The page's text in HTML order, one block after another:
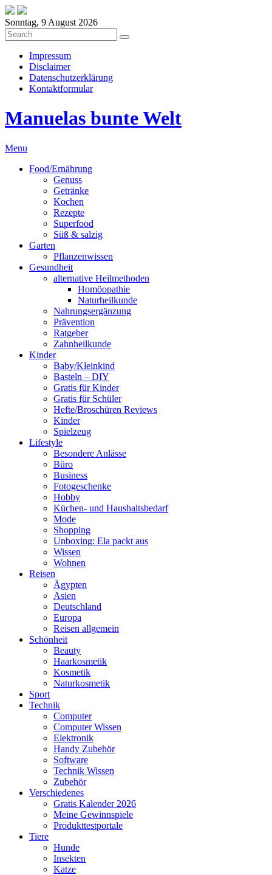
Sonntag, 9 August 2026
Impressum
Disclaimer
Datenschutzerklärung
Kontaktformular
Manuelas bunte Welt
Menu
Food/Ernährung
Genuss
Getränke
Kochen
Rezepte
Superfood
Süß & salzig
Garten
Pflanzenwissen
Gesundheit
alternative Heilmethoden
Homöopathie
Naturheilkunde
Nahrungsergänzung
Prävention
Ratgeber
Zahnheilkunde
Kinder
Baby/Kleinkind
Basteln – DIY
Gratis für Kinder
Gratis für Schüler
Hefte/Broschüren Reviews
Kinder
Spielzeug
Lifestyle
Besondere Anlässe
Büro
Business
Fotogeschenke
Hobby
Küchen- und Haushaltsbedarf
Mode
Shopping
Unboxing: Ela packt aus
Wissen
Wohnen
Reisen
Ägypten
Asien
Deutschland
Europa
Reisen allgemein
Schönheit
Beauty
Haarkosmetik
Kosmetik
Naturkosmetik
Sport
Technik
Computer
Computer Wissen
Elektronik
Handy Zubehör
Software
Technik Wissen
Zubehör
Verschiedenes
Gratis Kalender 2026
Meine Gewinnspiele
Produkttestportale
Tiere
Hunde
Insekten
Katze